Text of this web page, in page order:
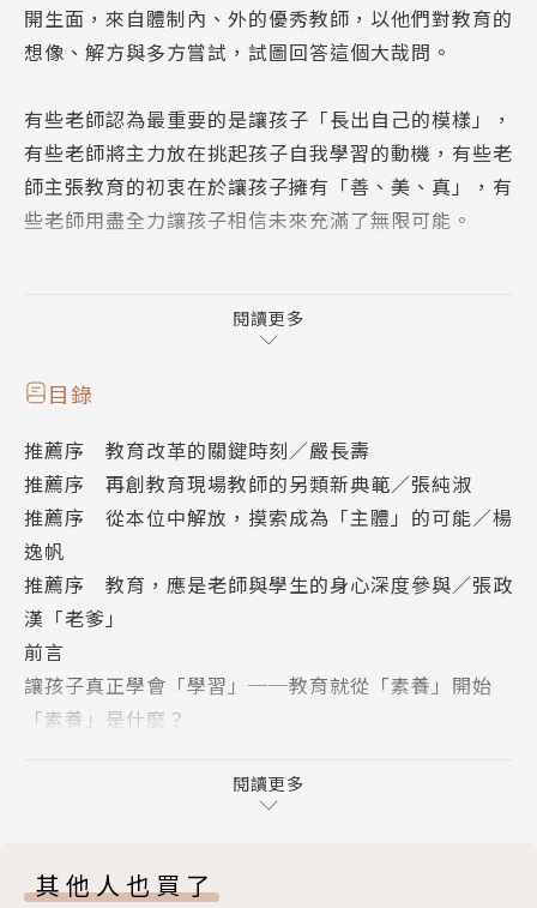
開生面，來自體制內、外的優秀教師，以他們對教育的
想像、解方與多方嘗試，試圖回答這個大哉問。
有些老師認為最重要的是讓孩子「長出自己的模樣」，
有些老師將主力放在挑起孩子自我學習的動機，有些老
師主張教育的初衷在於讓孩子擁有「善、美、真」，有
些老師用盡全力讓孩子相信未來充滿了無限可能。
出自己的文化、陪伴孩子成為積極公民、讓孩子具備改
變世界的勇氣與使命感……
教育的第一手觀察，讓我們一起拋開傳統教育的框架，
共同教出下一代充滿希望的未來！
▍作者簡介
劉政暉
現職為臺東均一高級中學社會科教師，教案入選「親子
天下教育創新100」、「遠見天下教育100」之列。
曾於德國、印度、澳洲留學，擁有兩個商學碩士，足跡
閱讀更多
目錄
推薦序 教育改革的關鍵時刻／嚴長壽
推薦序 再創教育現場教師的另類新典範／張純淑
推薦序 從本位中解放，摸索成為「主體」的可能／楊
逸帆
推薦序 教育，應是老師與學生的身心深度參與／張政
漢「老爹」
前言
讓孩子真正學會「學習」──教育就從「素養」開始
「素養」是什麼？
跨科整合，放棄單科思維
實踐「素養教學」的嘗試：第一屆黑潮盃辯論交流會
「素養」教育的難處
閱讀更多
其他人也買了